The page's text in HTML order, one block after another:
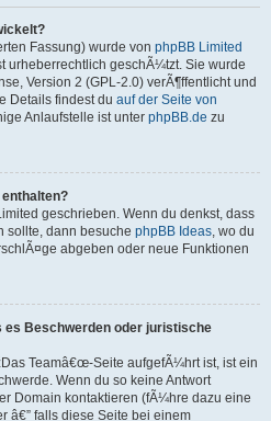
Fassung) wurde von phpBB Limited
urheberrechtlich geschÃ¼tzt. Sie wurde
Version 2 (GPL-2.0) verÃ¶ffentlicht und
Details findest du auf der Seite von
Anlaufstelle ist unter phpBB.de zu
geschrieben. Wenn du denkst, dass
sollte, dann besuche phpBB Ideas, wo du
abgeben oder neue Funktionen
es Beschwerden oder juristische
Teamâ€œ-Seite aufgefÃ¼hrt ist, ist ein
Wenn du so keine Antwort
Domain kontaktieren (fÃ¼hre dazu eine
â€” falls diese Seite bei einem